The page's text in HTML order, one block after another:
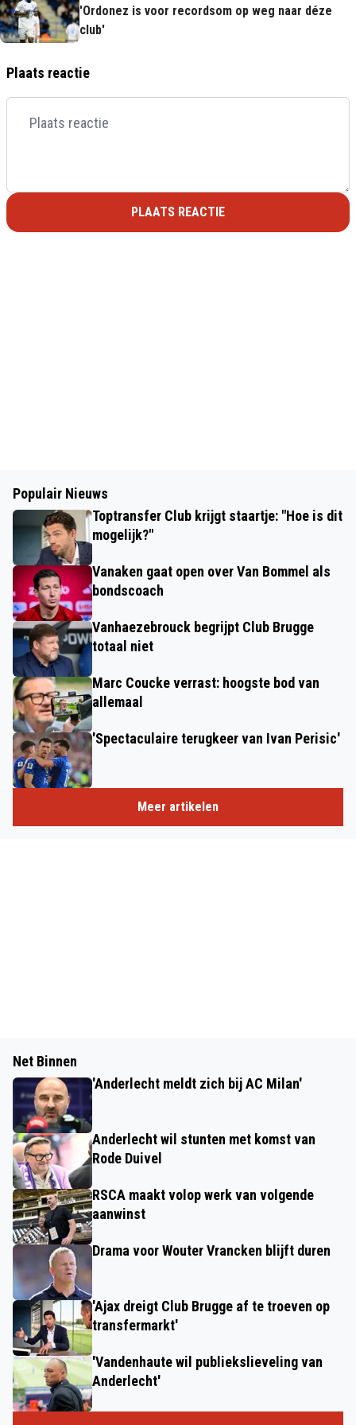
'Ordonez is voor recordsom op weg naar déze
club'
Plaats reactie
PLAATS REACTIE
Populair Nieuws
Toptransfer Club krijgt staartje: "Hoe is dit
mogelijk?"
Vanaken gaat open over Van Bommel als
bondscoach
Vanhaezebrouck begrijpt Club Brugge
totaal niet
Marc Coucke verrast: hoogste bod van
allemaal
'Spectaculaire terugkeer van Ivan Perisic'
Meer artikelen
Net Binnen
'Anderlecht meldt zich bij AC Milan'
Anderlecht wil stunten met komst van
Rode Duivel
RSCA maakt volop werk van volgende
aanwinst
Drama voor Wouter Vrancken blijft duren
'Ajax dreigt Club Brugge af te troeven op
transfermarkt'
'Vandenhaute wil publiekslieveling van
Anderlecht'